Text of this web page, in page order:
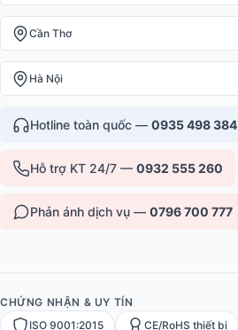
Cần Thơ
Hà Nội
Hotline toàn quốc — 0935 498 384
Hỗ trợ KT 24/7 — 0932 555 260
Phản ánh dịch vụ — 0796 700 777
CHỨNG NHẬN & UY TÍN
ISO 9001:2015
CE/RoHS thiết bị